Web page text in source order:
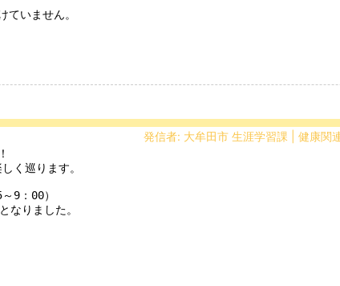
いません。
発信者: 大牟田市 生涯学習課 | 健康関
く巡ります。
9：00）
なりました。